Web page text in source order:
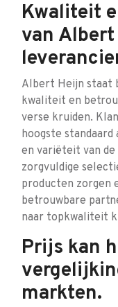
Kwaliteit
van
Albert Heijn staat
kwaliteit en
verse kruiden.
hoogste standaard
en variëteit van de
zorgvuldige
producten zorgen
betrouwbare
naar topkwaliteit
Prijs kan
markten.